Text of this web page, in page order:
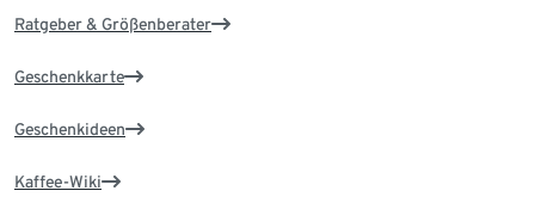
Ratgeber & Größenberater
Geschenkkarte
Geschenkideen
Kaffee-Wiki